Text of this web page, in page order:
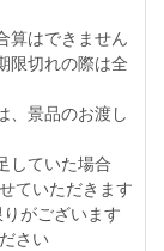
算はできません
限切れの際は全
、景品のお渡し
していた場合
ていただきます
がございます
さい